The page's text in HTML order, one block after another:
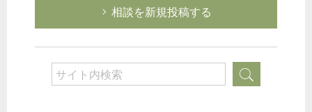
相談を新規投稿する